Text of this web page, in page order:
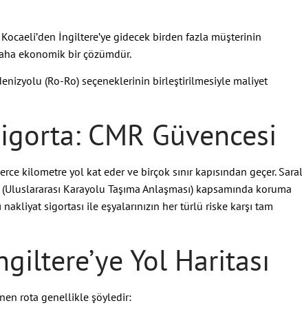
Kocaeli’den İngiltere’ye gidecek birden fazla müşterinin
ekonomik bir çözümdür.
(Ro-Ro) seçeneklerinin birleştirilmesiyle maliyet
CMR Güvencesi
kilometre yol kat eder ve birçok sınır kapısından geçer. Saral
(Uluslararası Karayolu Taşıma Anlaşması) kapsamında koruma
nakliyat sigortası ile eşyalarınızın her türlü riske karşı tam
Yol Haritası
rota genellikle şöyledir: